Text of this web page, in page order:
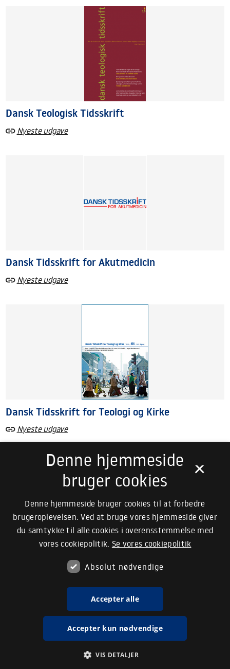
Dansk Teologisk Tidsskrift
Nyeste udgave
Dansk Tidsskrift for Akutmedicin
Nyeste udgave
Dansk Tidsskrift for Teologi og Kirke
Nyeste udgave
Dansk Universitetspædagogisk Tidsskrift
×
Denne hjemmeside
bruger cookies
Denne hjemmeside bruger cookies til at forbedre
brugeroplevelsen. Ved at bruge vores hjemmeside giver
du samtykke til alle cookies i overensstemmelse med
vores cookiepolitik. Se vores cookiepolitik
Absolut nødvendige
Accepter alle
Accepter kun nødvendige
VIS DETALJER